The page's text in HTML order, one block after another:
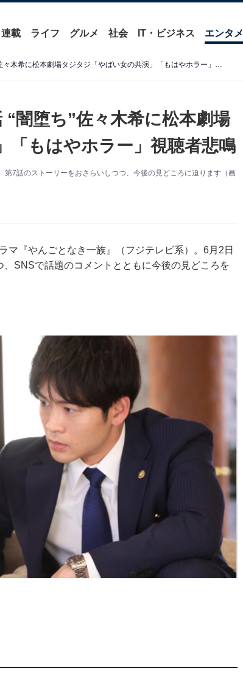
連載 ライフ グルメ 社会 IT・ビジネス エンタメ
『やんごとなき一族』第7話 “闇堕ち”佐々木希に松本劇場タジタジ「やばい女の共演」「もはやホラー」視聴者悲鳴
“闇堕ち”佐々木希に松本劇場
「もはやホラー」視聴者悲鳴
7話のストーリーをおさらいしつつ、今後の見どころに迫ります（画
マ『やんごとなき一族』（フジテレビ系）。6月2日
SNSで話題のコメントとともに今後の見どころを